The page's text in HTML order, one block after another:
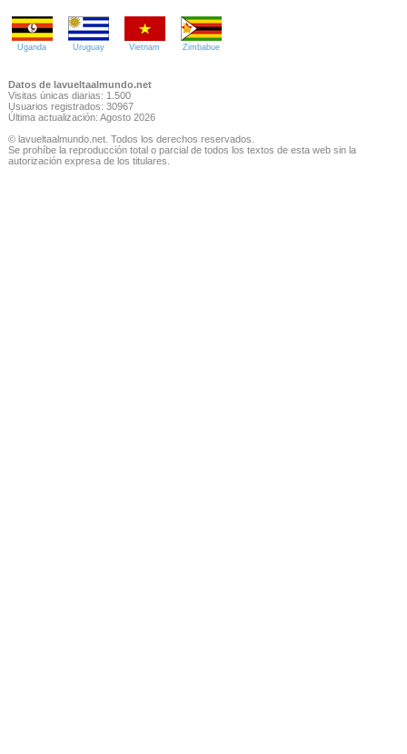
Uganda Uruguay Vietnam Zimbabue
Datos de lavueltaalmundo.net
Visitas únicas diarias: 1.500
Usuarios registrados: 30967
Última actualización: Agosto 2026
© lavueltaalmundo.net. Todos los derechos reservados.
Se prohíbe la reproducción total o parcial de todos los textos de esta web sin la
autorización expresa de los titulares.